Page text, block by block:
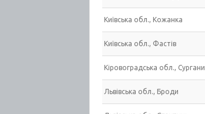
Київська обл., Кожанка
Київська обл., Фастів
Кіровоградська обл., Сургани
Львівська обл., Броди